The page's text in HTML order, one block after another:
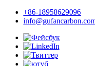
+86-18958629096